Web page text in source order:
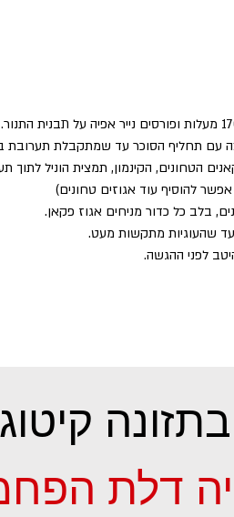
עם תחליף הסוכר עד שמתקבלת תערובת
הטחונים, הקינמון, תמצית הוניל לתוך
להוסיף עוד אגוזים טחונים)
בלב כל כדור מניחים אגוז פקאן.
לפני ההגשה.
דלת